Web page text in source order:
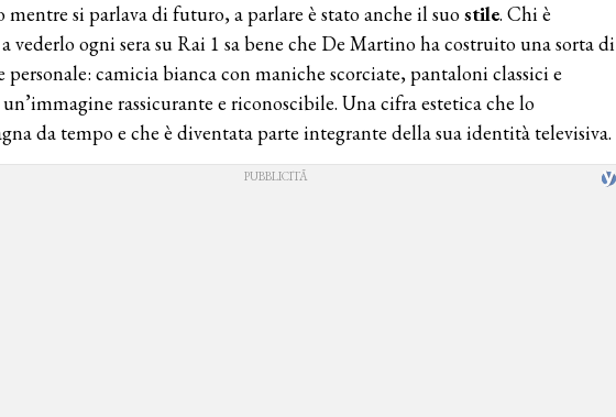
mentre si parlava di futuro, a parlare è stato anche il suostile. Chi è
vederlo ogni sera su Rai 1 sa bene che De Martino ha costruito una sorta di
camicia bianca con maniche scorciate, pantaloni classici e
rassicurante e riconoscibile. Una cifra estetica che lo
da tempo e che è diventata parte integrante della sua identità televisiva.